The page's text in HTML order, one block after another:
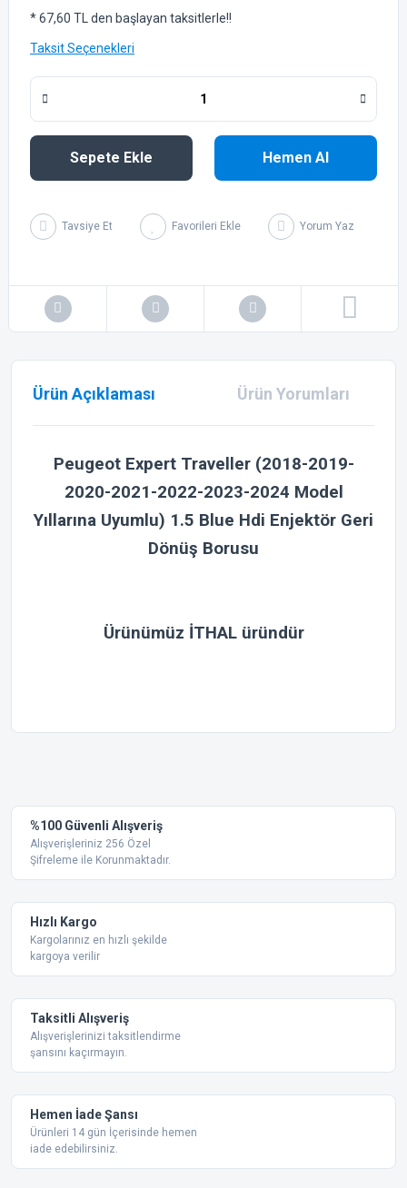
* 67,60 TL den başlayan taksitlerle!!
Taksit Seçenekleri
Sepete Ekle Hemen Al
Tavsiye Et Yorum Yaz
Ürün Açıklaması Ürün Yorumları
Peugeot Expert Traveller (2018-2019-
2020-2021-2022-2023-2024 Model
Yıllarına Uyumlu) 1.5 Blue Hdi Enjektör Geri
Dönüş Borusu
Ürünümüz İTHAL üründür
Ürün resmi kalitesiz, bozuk veya görüntülenemiyor.
Ürün açıklamasında eksik bilgiler bulunuyor.
Bu ürüne benzer farklı alternatifler olmalı.
%100 Güvenli Alışveriş
Alışverişleriniz 256 Özel
Şifreleme ile Korunmaktadır.
Hızlı Kargo
Kargolarınız en hızlı şekilde
kargoya verilir
Taksitli Alışveriş
Alışverişlerinizi taksitlendirme
şansını kaçırmayın.
Hemen İade Şansı
Ürünleri 14 gün İçerisinde hemen
iade edebilirsiniz.